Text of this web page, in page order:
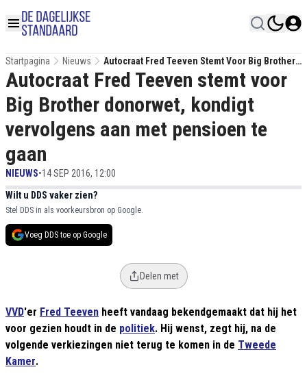
Startpagina Nieuws
Autocraat Fred Teeven Stemt Voor Big Brother
Donorwet, Kondigt Vervolgens Aan Met
Pensioen Te Gaan
Autocraat Fred Teeven stemt voor
Big Brother donorwet, kondigt
vervolgens aan met pensioen te
gaan
NIEUWS•14 SEP 2016, 12:00
Wilt u DDS vaker zien?
Stel DDS in als voorkeursbron op Google.
Voeg DDS toe op Google
Delen met
VVD'er Fred Teeven heeft vandaag bekendgemaakt dat hij het
voor gezien houdt in de politiek. Hij wenst, zegt hij, na de
volgende verkiezingen niet terug te komen in de Tweede
Kamer.